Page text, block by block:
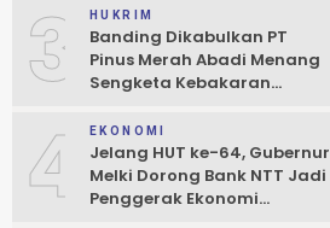
Boleh Terhambat
3 HUKRIM
Banding Dikabulkan PT
Pinus Merah Abadi Menang
Sengketa Kebakaran
4 EKONOMI
Jelang HUT ke-64, Gubernur
Melki Dorong Bank NTT Jadi
Penggerak Ekonomi